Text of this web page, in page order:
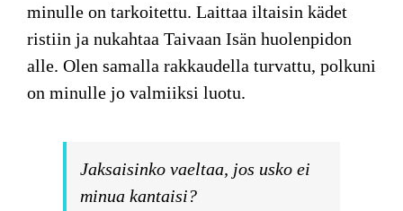
minulle on tarkoitettu. Laittaa iltaisin kädet
ristiin ja nukahtaa Taivaan Isän huolenpidon
alle. Olen samalla rakkaudella turvattu, polkuni
on minulle jo valmiiksi luotu.
Jaksaisinko vaeltaa, jos usko ei
minua kantaisi?